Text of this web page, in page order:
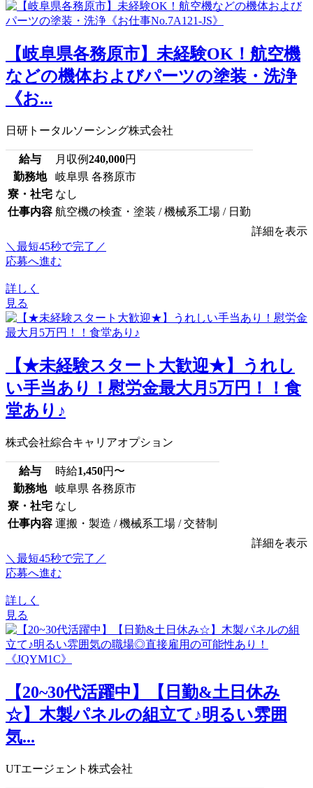
【岐阜県各務原市】未経験OK！航空機
などの機体およびパーツの塗装・洗浄
《お...
日研トータルソーシング株式会社
給与 月収例240,000円
勤務地
岐阜県 各務原市
寮・社宅 なし
仕事内容 航空機の検査・塗装 / 機械系工場 / 日勤
詳細を表示
＼最短45秒で完了／
応募へ進む
詳しく
見る
【★未経験スタート大歓迎★】うれし
い手当あり！慰労金最大月5万円！！食
堂あり♪
株式会社綜合キャリアオプション
給与 時給1,450円〜
勤務地
岐阜県 各務原市
寮・社宅 なし
仕事内容 運搬・製造 / 機械系工場 / 交替制
詳細を表示
＼最短45秒で完了／
応募へ進む
詳しく
見る
【20~30代活躍中】【日勤&土日休み
☆】木製パネルの組立て♪明るい雰囲
気...
UTエージェント株式会社